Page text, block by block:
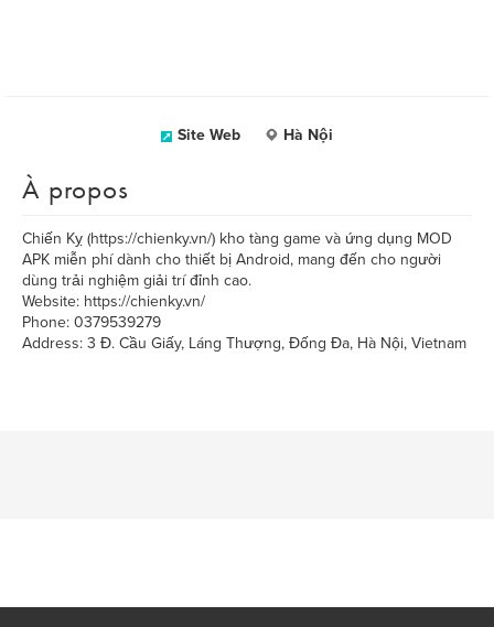
Site Web Hà Nội
À propos
​Chiến Kỵ (https://chienky.vn/) kho tàng game và ứng dụng MOD
APK miễn phí dành cho thiết bị Android, mang đến cho người
dùng trải nghiệm giải trí đỉnh cao.
Website: https://chienky.vn/
Phone: 0379539279
Address: 3 Đ. Cầu Giấy, Láng Thượng, Đống Đa, Hà Nội, Vietnam